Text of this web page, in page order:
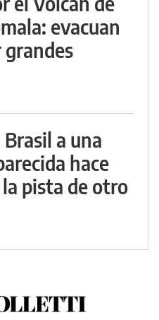
evacuan
grandes
a una
hace
pista de otro